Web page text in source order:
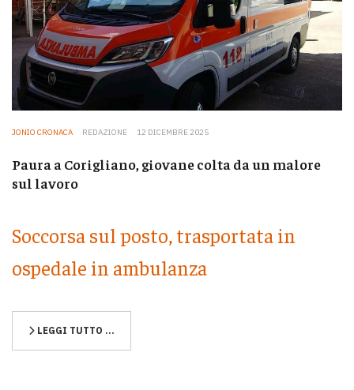
JONIO CRONACA REDAZIONE 12 DICEMBRE 2025
Paura a Corigliano, giovane colta da un malore
sul lavoro
Soccorsa sul posto, trasportata in
ospedale in ambulanza
LEGGI TUTTO …